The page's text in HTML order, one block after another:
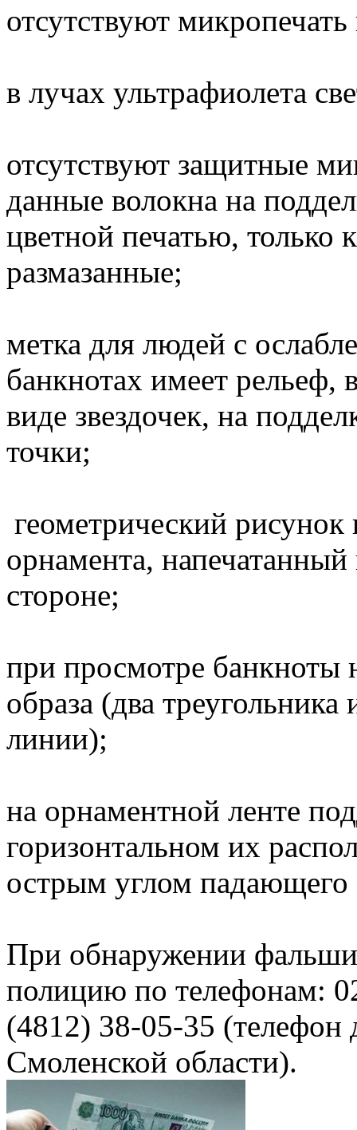
отсутствуют
в лучах ультрафиолета
отсутствуют защитные
данные волокна на
цветной печатью,
размазанные;
метка для людей с
банкнотах имеет рельеф,
виде звездочек, на
точки;
геометрический рисунок
орнамента,
стороне;
при просмотре банкноты
образа (два
линии);
на орнаментной ленте
горизонтальном их
острым углом
При обнаружении
полицию по телефонам:
(4812) 38-05-35
Смоленской области).